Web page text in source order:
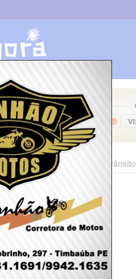
Polícia Economia Trânsito